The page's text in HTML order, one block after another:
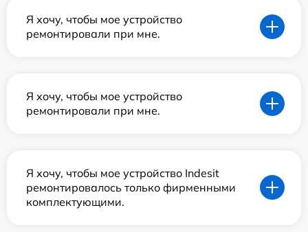
Я хочу, чтобы мое устройство
ремонтировали при мне.
Я хочу, чтобы мое устройство
ремонтировали при мне.
Я хочу, чтобы мое устройство Indesit
ремонтировалось только фирменными
комплектующими.